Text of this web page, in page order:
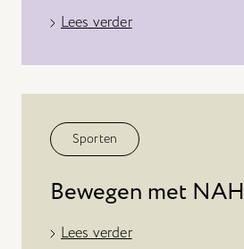
Lees verder
Sporten
Bewegen met NAH
Lees verder